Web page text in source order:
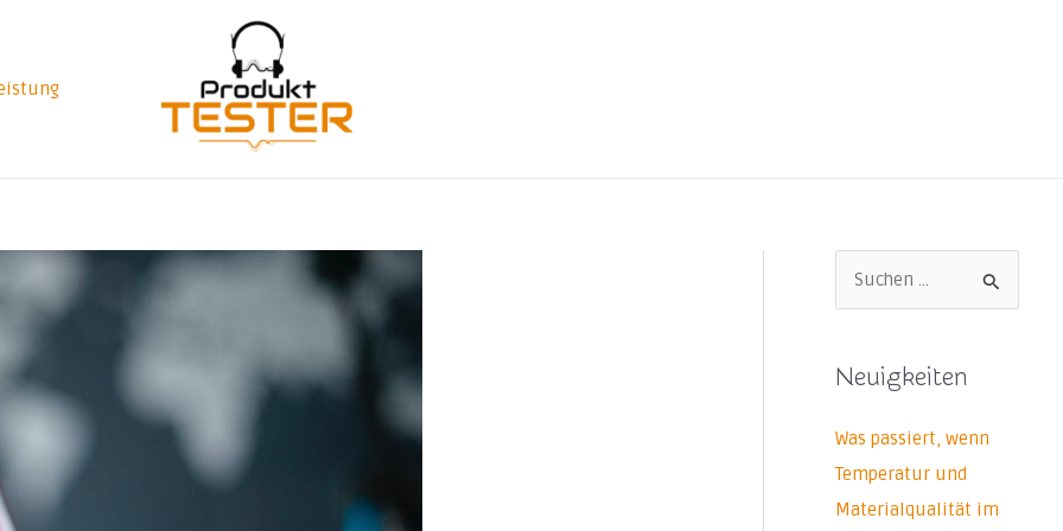
h
e
n
n
Neuigkeiten
Was passiert, wenn
Temperatur und
Materialqualität im